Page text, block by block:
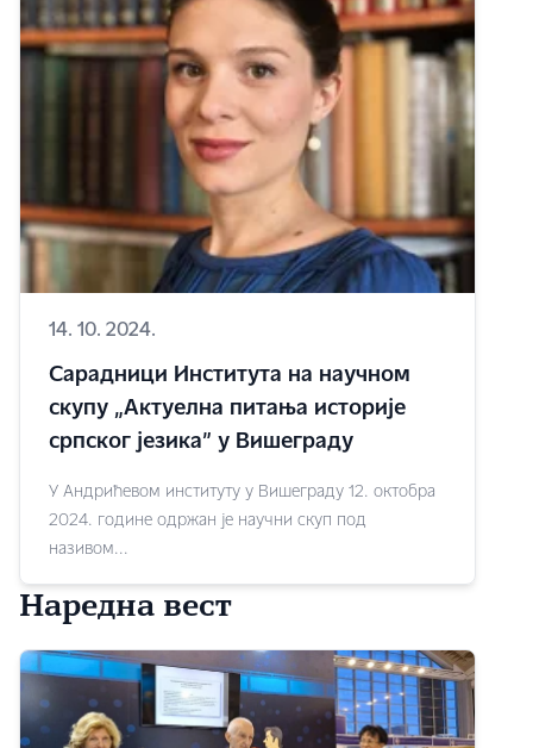
14. 10. 2024.
Сарадници Института на научном
скупу „Актуелна питања историје
српског језика” у Вишеграду
У Андрићевом институту у Вишеграду 12. октобра
2024. године одржан је научни скуп под
називом...
Наредна вест